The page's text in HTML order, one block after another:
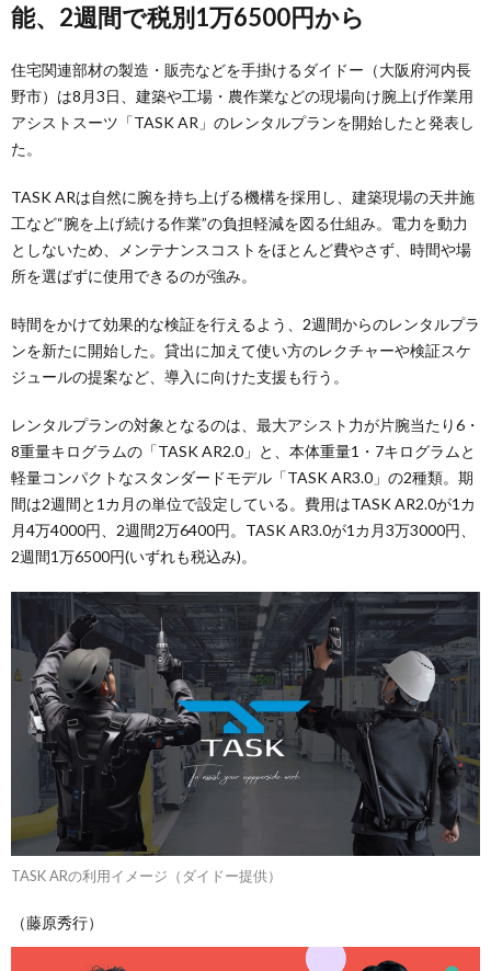
能、2週間で税別1万6500円から
住宅関連部材の製造・販売などを手掛けるダイドー（大阪府河内長
野市）は8月3日、建築や工場・農作業などの現場向け腕上げ作業用
アシストスーツ「TASK AR」のレンタルプランを開始したと発表し
た。
TASK ARは自然に腕を持ち上げる機構を採用し、建築現場の天井施
工など“腕を上げ続ける作業”の負担軽減を図る仕組み。電力を動力
としないため、メンテナンスコストをほとんど費やさず、時間や場
所を選ばずに使用できるのが強み。
時間をかけて効果的な検証を行えるよう、2週間からのレンタルプラ
ンを新たに開始した。貸出に加えて使い方のレクチャーや検証スケ
ジュールの提案など、導入に向けた支援も行う。
レンタルプランの対象となるのは、最大アシスト力が片腕当たり6・
8重量キログラムの「TASK AR2.0」と、本体重量1・7キログラムと
軽量コンパクトなスタンダードモデル「TASK AR3.0」の2種類。期
間は2週間と1カ月の単位で設定している。費用はTASK AR2.0が1カ
月4万4000円、2週間2万6400円。TASK AR3.0が1カ月3万3000円、
2週間1万6500円(いずれも税込み)。
TASK ARの利用イメージ（ダイドー提供）
（藤原秀行）